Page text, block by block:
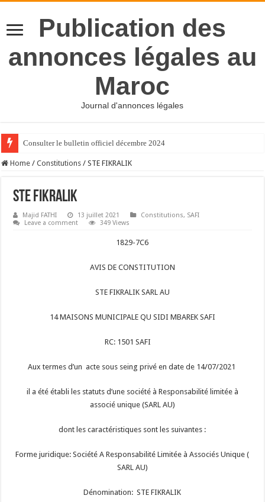
Publication des
annonces légales au
Maroc
Journal d'annonces légales
Consulter le bulletin officiel décembre 2024
Home / Constitutions / STE FIKRALIK
STE FIKRALIK
Majid FATHI 13 juillet 2021 Constitutions, SAFI
Leave a comment
349 Views
1829-7C6
AVIS DE CONSTITUTION
STE FIKRALIK SARL AU
14 MAISONS MUNICIPALE QU SIDI MBAREK SAFI
RC: 1501 SAFI
Aux termes d’un acte sous seing privé en date de 14/07/2021
il a été établi les statuts d’une société à Responsabilité limitée à
associé unique (SARL AU)
dont les caractéristiques sont les suivantes :
Forme juridique: Société A Responsabilité Limitée à Associés Unique (
SARL AU)
Dénomination: STE FIKRALIK